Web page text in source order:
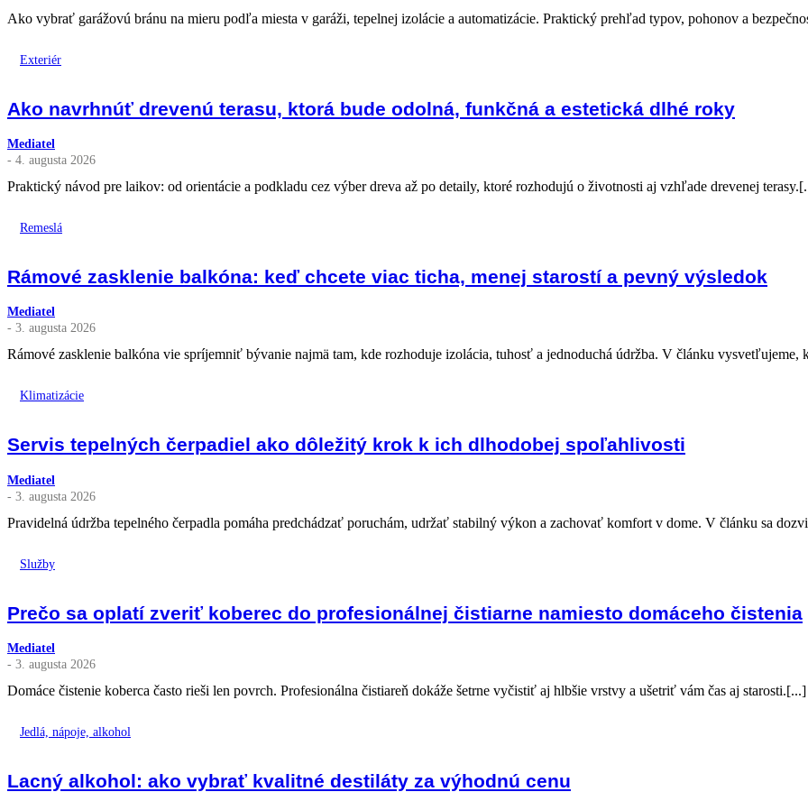
Ako vybrať garážovú bránu na mieru podľa miesta v garáži, tepelnej izolácie a automatizácie. Praktický prehľad typov, pohonov a
Exteriér
Ako navrhnúť drevenú terasu, ktorá bude odolná, funkčná a estetická dlhé roky
Mediatel
- 4. augusta 2026
Praktický návod pre laikov: od orientácie a podkladu cez výber dreva až po detaily, ktoré rozhodujú o životnosti aj vzhľade drevenej
Remeslá
Rámové zasklenie balkóna: keď chcete viac ticha, menej starostí a pevný výsledok
Mediatel
- 3. augusta 2026
Rámové zasklenie balkóna vie spríjemniť bývanie najmä tam, kde rozhoduje izolácia, tuhosť a jednoduchá údržba. V článku vysvetľujeme,
Klimatizácie
Servis tepelných čerpadiel ako dôležitý krok k ich dlhodobej spoľahlivosti
Mediatel
- 3. augusta 2026
Pravidelná údržba tepelného čerpadla pomáha predchádzať poruchám, udržať stabilný výkon a zachovať komfort v dome. V článku sa
Služby
Prečo sa oplatí zveriť koberec do profesionálnej čistiarne namiesto domáceho čistenia
Mediatel
- 3. augusta 2026
Domáce čistenie koberca často rieši len povrch. Profesionálna čistiareň dokáže šetrne vyčistiť aj hlbšie vrstvy a ušetriť vám čas aj starosti.[...]
Jedlá, nápoje, alkohol
Lacný alkohol: ako vybrať kvalitné destiláty za výhodnú cenu